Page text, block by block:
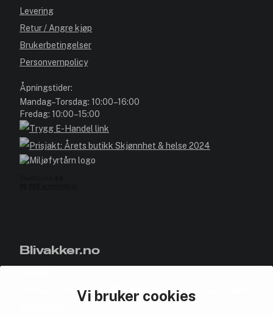
Vi bruker cookies
Levering
Retur / Angre kjøp
Brukerbetingelser
Personvernpolicy
Åpningstider:
Mandag–Torsdag: 10:00–16:00
Fredag: 10:00–15:00
Blivakker.no
Bli medlem helt gratis - få poeng og eksklusive rabattkoder.